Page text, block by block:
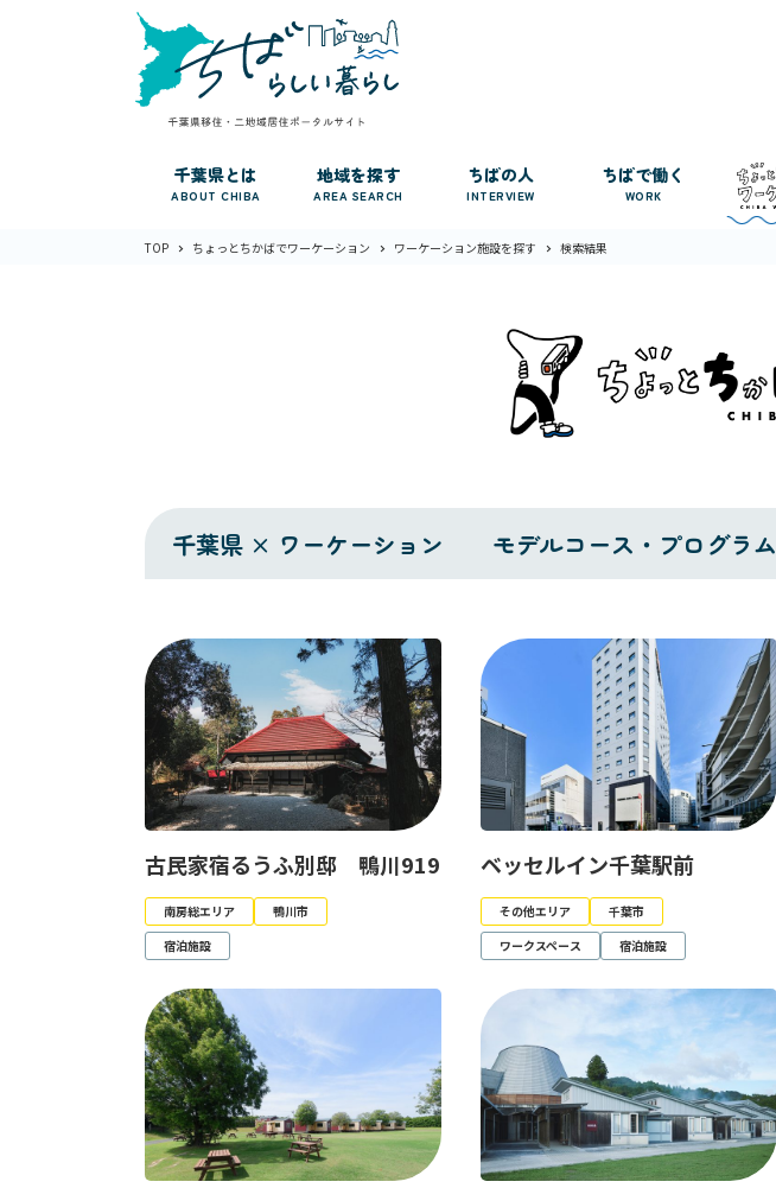
千葉県とは
ABOUT CHIBA
地域を探す
AREA SEARCH
ちばの人
INTERVIEW
ちばで働く
WORK
TOP ちょっとちかばでワーケーション ワーケーション施設を探す 検索結果
千葉県 × ワーケーション モデルコース・プログラム
古民家宿るうふ別邸 鴨川919
南房総エリア
鴨川市
宿泊施設
ベッセルイン千葉駅前
その他エリア
千葉市
ワークスペース
宿泊施設